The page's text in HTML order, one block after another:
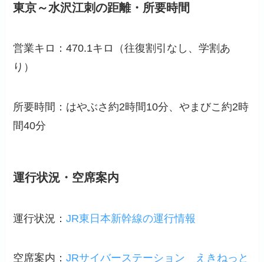
東京～水沢江刺の距離・所要時間
営業キロ：470.1キロ（往復割引なし、学割あ
り）
所要時間：はやぶさ約2時間10分、やまびこ約2時
間40分
運行状況・空席案内
運行状況：JR東日本新幹線の運行情報
空席案内：JRサイバーステーション
えきねっと